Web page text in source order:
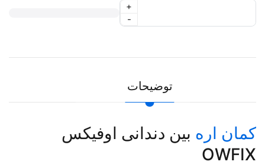
-
+
توضیحات
کمان اره بین دندانی اوفیکس
OWFIX